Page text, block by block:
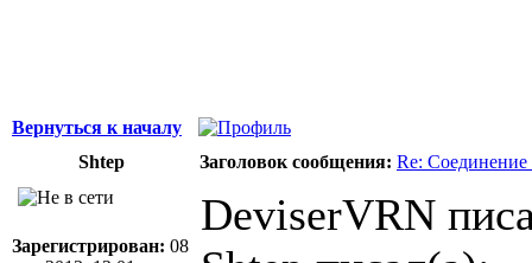
Вернуться к началу
Shtep
Заголовок сообщения: Re:
Зарегистрирован: 08
DeviserVRN